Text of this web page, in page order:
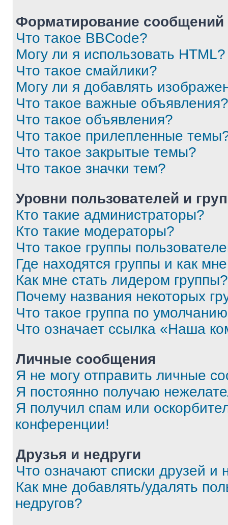
Форматирование
Что такое BBCode?
Могу ли я использовать HTML?
Что такое смайлики?
Могу ли я добавлять
Что такое важные объявления?
Что такое объявления?
Что такое прилепленные
Что такое закрытые темы?
Что такое значки тем?
Уровни пользователей и
Кто такие администраторы?
Кто такие модераторы?
Что такое группы
Где находятся группы и как
Как мне стать лидером группы?
Почему названия некоторых
Что такое группа по
Что означает ссылка «Наша
Личные сообщения
Я не могу отправить личные
Я постоянно получаю
Я получил спам или
конференции!
Друзья и недруги
Что означают списки друзей и
Как мне добавлять/удалять
недругов?